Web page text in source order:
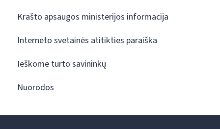
Krašto apsaugos ministerijos informacija
Interneto svetainės atitikties paraiška
Ieškome turto savininkų
Nuorodos